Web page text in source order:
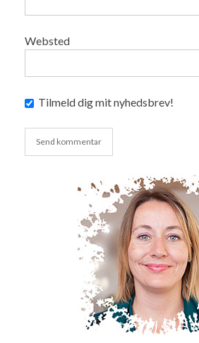
Websted
Tilmeld dig mit nyhedsbrev!